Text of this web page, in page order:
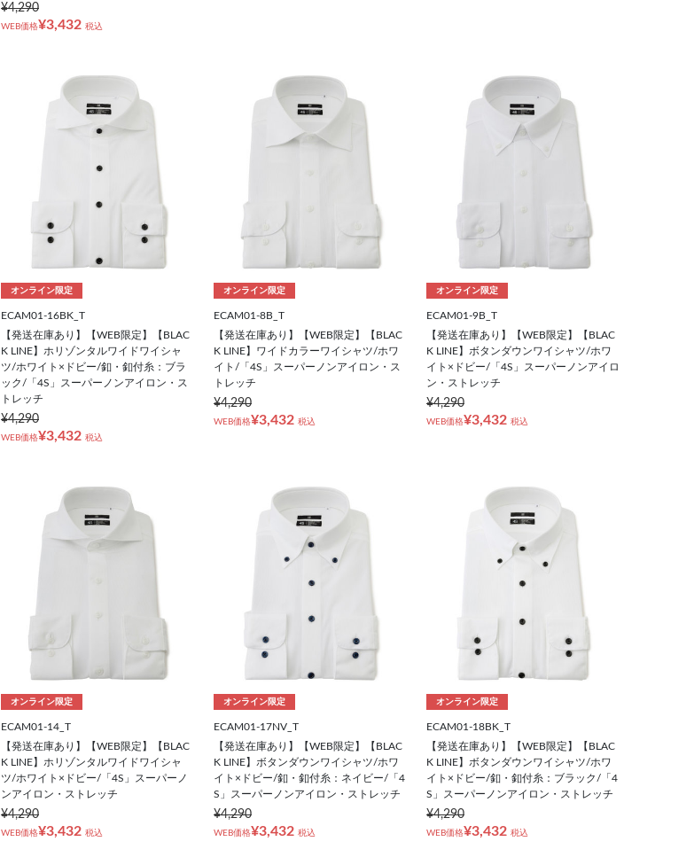
¥4,290
WEB価格¥3,432 税込
オンライン限定
ECAM01-16BK_T
【発送在庫あり】【WEB限定】【BLAC
K LINE】ホリゾンタルワイドワイシャ
ツ/ホワイト×ドビー/釦・釦付糸：ブラ
ック/「4S」スーパーノンアイロン・ス
トレッチ
¥4,290
WEB価格¥3,432 税込
オンライン限定
ECAM01-8B_T
【発送在庫あり】【WEB限定】【BLAC
K LINE】ワイドカラーワイシャツ/ホワ
イト/「4S」スーパーノンアイロン・ス
トレッチ
¥4,290
WEB価格¥3,432 税込
オンライン限定
ECAM01-9B_T
【発送在庫あり】【WEB限定】【BLAC
K LINE】ボタンダウンワイシャツ/ホワ
イト×ドビー/「4S」スーパーノンアイロ
ン・ストレッチ
¥4,290
WEB価格¥3,432 税込
オンライン限定
ECAM01-14_T
【発送在庫あり】【WEB限定】【BLAC
K LINE】ホリゾンタルワイドワイシャ
ツ/ホワイト×ドビー/「4S」スーパーノ
ンアイロン・ストレッチ
¥4,290
WEB価格¥3,432 税込
オンライン限定
ECAM01-17NV_T
【発送在庫あり】【WEB限定】【BLAC
K LINE】ボタンダウンワイシャツ/ホワ
イト×ドビー/釦・釦付糸：ネイビー/「4
S」スーパーノンアイロン・ストレッチ
¥4,290
WEB価格¥3,432 税込
オンライン限定
ECAM01-18BK_T
【発送在庫あり】【WEB限定】【BLAC
K LINE】ボタンダウンワイシャツ/ホワ
イト×ドビー/釦・釦付糸：ブラック/「4
S」スーパーノンアイロン・ストレッチ
¥4,290
WEB価格¥3,432 税込